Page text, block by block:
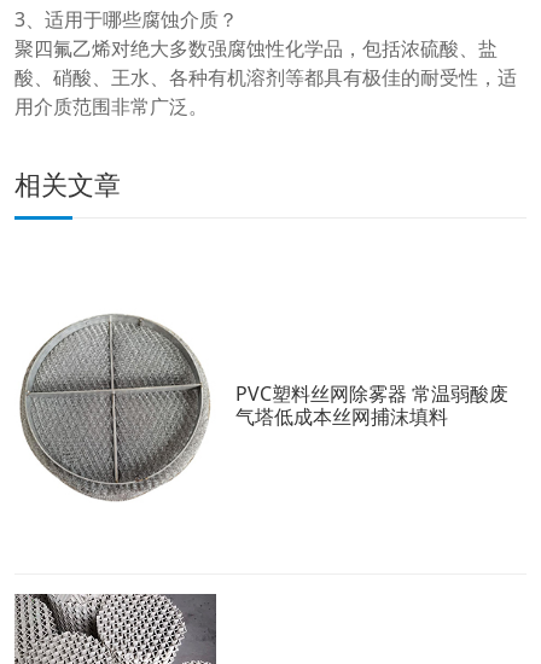
3、适用于哪些腐蚀介质？
聚四氟乙烯对绝大多数强腐蚀性化学品，包括浓硫酸、盐
酸、硝酸、王水、各种有机溶剂等都具有极佳的耐受性，适
用介质范围非常广泛。
相关文章
PVC塑料丝网除雾器 常温弱酸废
气塔低成本丝网捕沫填料